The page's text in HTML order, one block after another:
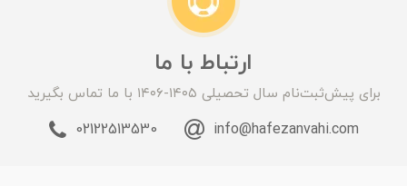
ارتباط با ما
برای پیش‌ثبت‌نام سال تحصیلی ۱۴۰۵-۱۴۰۶ با ما تماس بگیرید
info@hafezanvahi.com
02122513530